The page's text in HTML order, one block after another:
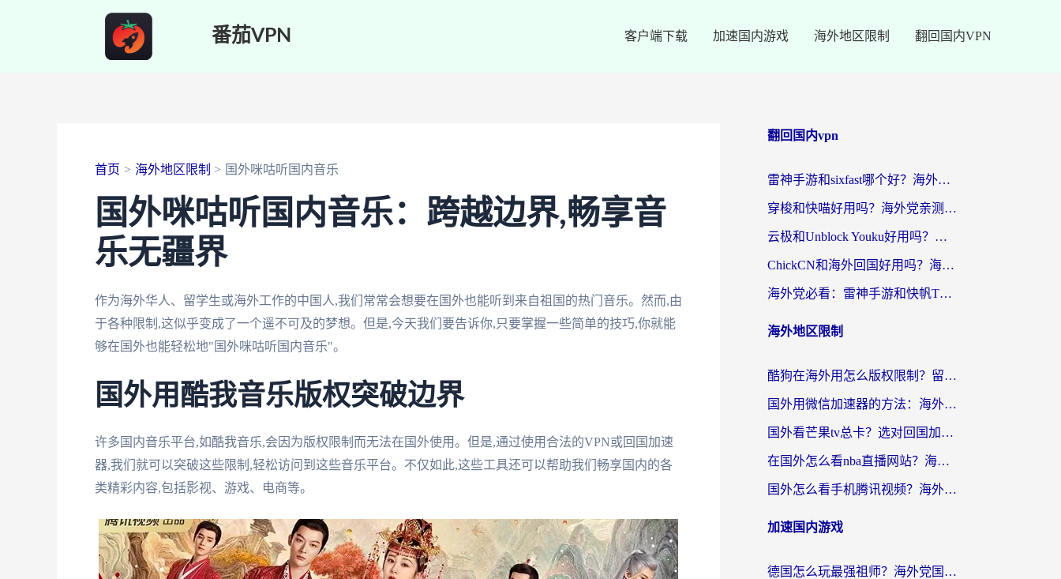
番茄VPN 客户端下载 加速国内游戏 海外地区限制 翻回国内VPN
首页 海外地区限制 国外咪咕听国内音乐
国外咪咕听国内音乐：跨越边界,畅享音
乐无疆界
作为海外华人、留学生或海外工作的中国人,我们常常会想要在国外也能听到来自祖国的热门音乐。然而,由
于各种限制,这似乎变成了一个遥不可及的梦想。但是,今天我们要告诉你,只要掌握一些简单的技巧,你就能
够在国外也能轻松地"国外咪咕听国内音乐"。
国外用酷我音乐版权突破边界
许多国内音乐平台,如酷我音乐,会因为版权限制而无法在国外使用。但是,通过使用合法的VPN或回国加速
器,我们就可以突破这些限制,轻松访问到这些音乐平台。不仅如此,这些工具还可以帮助我们畅享国内的各
类精彩内容,包括影视、游戏、电商等。
翻回国内vpn
雷神手游和sixfast哪个好？海外党亲测3款回国加速器，教你选对不踩坑
穿梭和快喵好用吗？海外党亲测：小众加速器对比+番茄加速器深度体验
云极和Unblock Youku好用吗？海外党亲测+2026回国加速器避坑指南
ChickCN和海外回国好用吗？海外党2026亲测：从手游到影音，选对加速器的3个关键
海外党必看：雷神手游和快帆TV版好用吗？3步选对回国加速器不踩坑
海外地区限制
酷狗在海外用怎么版权限制？留学生亲测：3步解决听国内音乐难题
国外用微信加速器的方法：海外党无缝连接国内生活的实用指南
国外看芒果tv总卡？选对回国加速器，轻松追《浪姐》不费劲
在国外怎么看nba直播网站？海外党专属体育观赛指南，告别地区限制！
国外怎么看手机腾讯视频？海外党亲测有效的追剧加速器选择指南
加速国内游戏
德国怎么玩最强祖师？海外党国服游戏加速器选择全攻略（附宝可梦Online实测）